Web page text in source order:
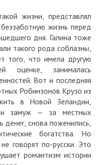
жизни, представлял
жизнь перед
дня. Галина тоже
такого рода соблазны,
того, что имела другую
оценке, занималась
Вот и последняя
Робинзонов Крузо из
в Новой Зеландии,
замуж — за местных
денег, снова поженились,
богатства. Но
говорят по-русски. Это
романтизм истории